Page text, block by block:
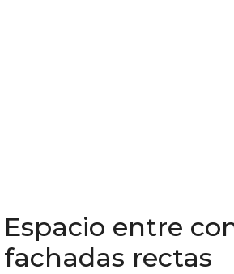
Espacio entre
fachadas rectas